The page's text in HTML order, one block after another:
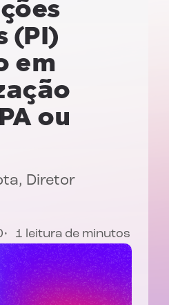
(PI)
em
ou
, Diretor
1 leitura de minutos